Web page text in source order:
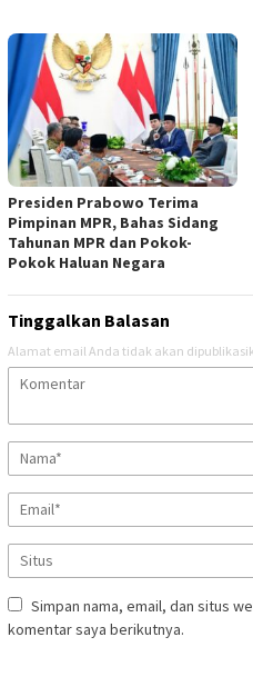
Presiden Prabowo Terima
Pimpinan MPR, Bahas Sidang
Tahunan MPR dan Pokok-
Pokok Haluan Negara
Tinggalkan Balasan
Alamat email Anda tidak akan
Simpan nama, email, dan situs
komentar saya berikutnya.